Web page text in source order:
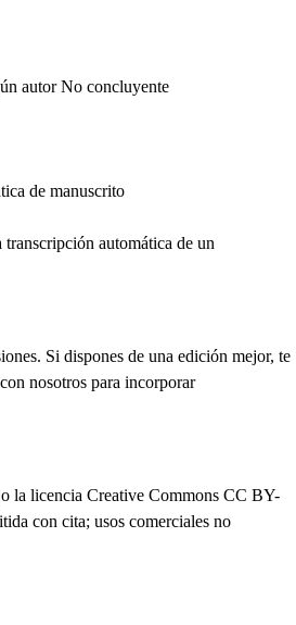
autor No concluyente
de manuscrito
automática de un
Si dispones de una edición mejor, te
nosotros para incorporar
la licencia Creative Commons CC BY-
con cita; usos comerciales no